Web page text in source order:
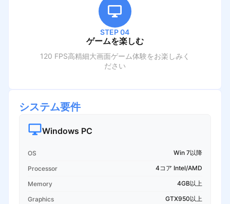
STEP 04
ゲームを楽しむ
120 FPS高精細大画面ゲーム体験をお楽しみく
ださい
システム要件
Windows PC
OS Win 7以降
Processor 4コア Intel/AMD
Memory 4GB以上
Graphics GTX950以上